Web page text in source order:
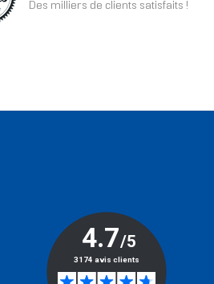
Des milliers de clients satisfaits !